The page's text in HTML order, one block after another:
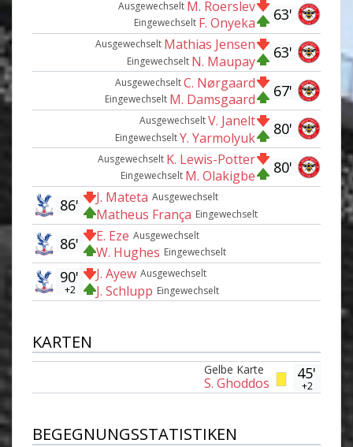
63'
Ausgewechselt M. Roerslev
Eingewechselt F. Onyeka
63'
Ausgewechselt Mathias Jensen
Eingewechselt N. Maupay
67'
AusgewechseltC. Nørgaard
Eingewechselt M. Damsgaard
80'
AusgewechseltV. Janelt
EingewechseltY. Yarmolyuk
80'
Ausgewechselt K. Lewis-Potter
Eingewechselt M. Olakigbe
Ausgewechselt
J. Mateta
Eingewechselt
Matheus França
86'
Ausgewechselt
E. Eze
Eingewechselt
W. Hughes
86'
Ausgewechselt
J. Ayew
Eingewechselt
J. Schlupp
90'
+2
KARTEN
45'
+2
Gelbe Karte
S. Ghoddos
BEGEGNUNGSSTATISTIKEN